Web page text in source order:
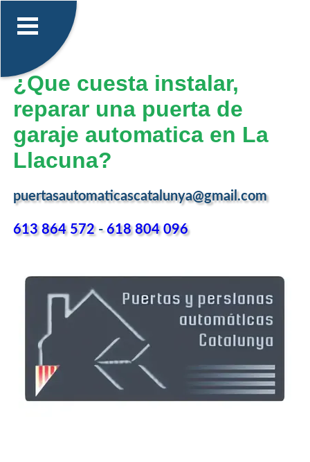
¿Que cuesta instalar,
reparar una puerta de
garaje automatica en La
Llacuna?
puertasautomaticascatalunya@gmail.com
613 864 572-618 804 096